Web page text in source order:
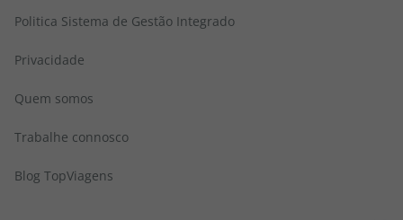
Politica Sistema de Gestão Integrado
Privacidade
Quem somos
Trabalhe connosco
Blog TopViagens